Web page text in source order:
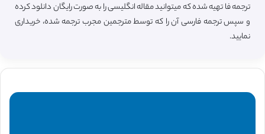
ترجمه فا تهیه شده که میتوانید مقاله انگلیسی را به صورت رایگان دانلود کرده
و سپس ترجمه فارسی آن را که توسط مترجمین مجرب ترجمه شده، خریداری
نمایید.